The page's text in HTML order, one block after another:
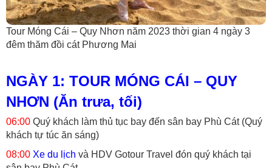
Tour Móng Cái – Quy Nhơn năm 2023 thời gian 4 ngày 3
đêm thăm đồi cát Phương Mai
NGÀY 1: TOUR MÓNG CÁI – QUY
NHƠN (Ăn trưa, tối)
06:00 Quý khách làm thủ tục bay đến sân bay Phù Cát (Quý
khách tự túc ăn sáng)
08:00 Xe du lịch và HDV Gotour Travel đón quý khách tại